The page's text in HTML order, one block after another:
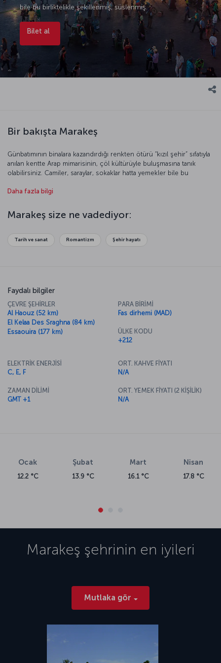
bile bu birliktelikle şekillenmiş, süslenmiş.
Bilet al
Bir bakışta Marakeş
Günbatımının binalara kazandırdığı renkten ötürü “kızıl şehir” sıfatıyla
anılan kentte Arap mimarisinin, çöl kültürüyle buluşmasına tanık
olabilirsiniz. Camiler, saraylar, sokaklar hatta yemekler bile bu
yaşayabileceğiniz Marakeş’in sokakları, meydanları ve çarşıları
cazibesinin olduğu en iyi Marakeş’te hissedilir. Gecesi de gündüzü
de bir başka âlem olan Kıyamet Meydanı ve Kutubiye Camisi hayranlık
saraylar, camiler ve evler kenti ziyaret edenlerin daha ilk bakışta
Daha fazla bilgi
Marakeş size ne vadediyor:
Tarih ve sanat Romantizm Şehir hayatı
Faydalı bilgiler
ÇEVRE ŞEHİRLER
Al Haouz (52 km)
El Kelaa Des Sraghna (84 km)
Essaouira (177 km)
PARA BİRİMİ
Fas dirhemi (MAD)
ÜLKE KODU
+212
ELEKTRİK ENERJİSİ
C, E, F
ZAMAN DİLİMİ
GMT +1
ORT. KAHVE FİYATI
N/A
ORT. YEMEK FİYATI (2 KİŞİLİK)
N/A
Ocak
12.2 °C
Şubat
13.9 °C
Mart
16.1 °C
Nisan
17.8 °C
Marakeş şehrinin en iyileri
Mutlaka gör